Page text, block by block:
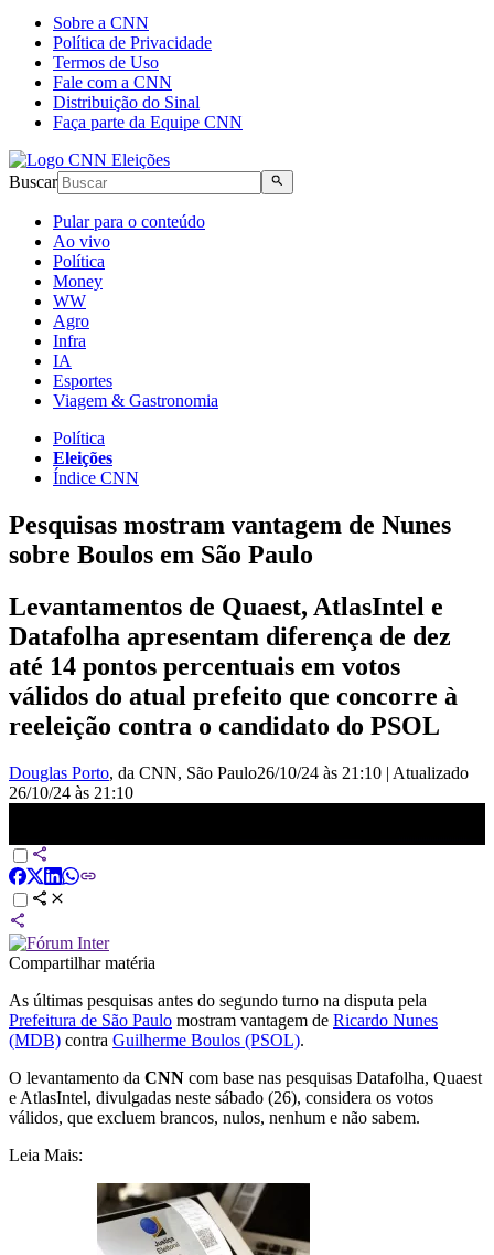
Sobre a CNN
Política de Privacidade
Termos de Uso
Fale com a CNN
Distribuição do Sinal
Faça parte da Equipe CNN
Buscar
Pular para o conteúdo
Ao vivo
Política
Money
WW
Agro
Infra
IA
Esportes
Viagem & Gastronomia
Política
Eleições
Índice CNN
Pesquisas mostram vantagem de Nunes
sobre Boulos em São Paulo
Levantamentos de Quaest, AtlasIntel e
Datafolha apresentam diferença de dez
até 14 pontos percentuais em votos
válidos do atual prefeito que concorre à
reeleição contra o candidato do PSOL
Douglas Porto, da CNN, São Paulo26/10/24 às 21:10 | Atualizado
26/10/24 às 21:10
Compartilhar matéria
As últimas pesquisas antes do segundo turno na disputa pela
Prefeitura de São Paulo mostram vantagem de Ricardo Nunes
(MDB) contra Guilherme Boulos (PSOL).
O levantamento da CNN com base nas pesquisas Datafolha, Quaest
e AtlasIntel, divulgadas neste sábado (26), considera os votos
válidos, que excluem brancos, nulos, nenhum e não sabem.
Leia Mais: